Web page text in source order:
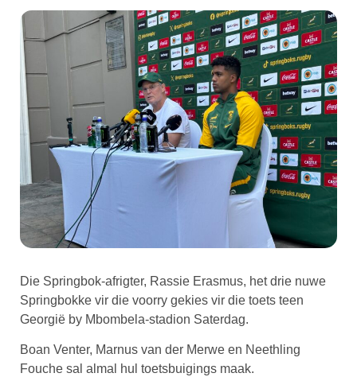
Die Springbok-afrigter, Rassie Erasmus, hetdrie nuwe
Springbokke vir die voorry gekies vir die toets teen
Georgië by Mbombela-stadion Saterdag.
Boan Venter, Marnus van der Merwe en Neethling
Fouche sal almal hul toetsbuigings maak.